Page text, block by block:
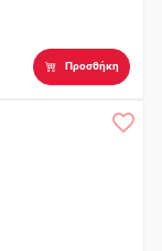
Προσθήκη